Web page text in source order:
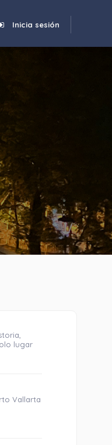
Inicia sesión
lugar
Vallarta